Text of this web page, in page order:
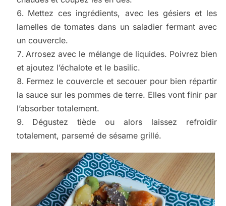
Mettez ces ingrédients, avec les gésiers et les
lamelles de tomates dans un saladier fermant avec
un couvercle.
Arrosez avec le mélange de liquides. Poivrez bien
et ajoutez l’échalote et le basilic.
Fermez le couvercle et secouer pour bien répartir
la sauce sur les pommes de terre. Elles vont finir par
l’absorber totalement.
Dégustez tiède ou alors laissez refroidir
totalement, parsemé de sésame grillé.